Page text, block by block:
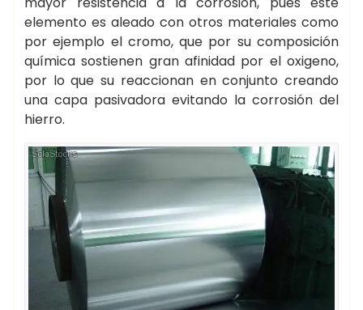
elemento es aleado con otros materiales como
por ejemplo el cromo, que por su composición
química sostienen gran afinidad por el oxigeno,
por lo que su reaccionan en conjunto creando
una capa pasivadora evitando la corrosión del
hierro.